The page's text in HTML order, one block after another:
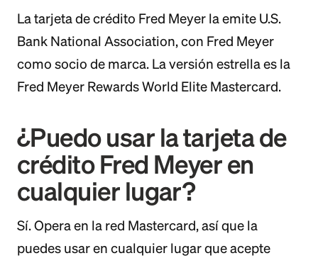
La tarjeta de crédito Fred Meyer la emite U.S.
Bank National Association, con Fred Meyer
como socio de marca. La versión estrella es la
Fred Meyer Rewards World Elite Mastercard.
¿Puedo usar la tarjeta de
crédito Fred Meyer en
cualquier lugar?
Sí. Opera en la red Mastercard, así que la
puedes usar en cualquier lugar que acepte